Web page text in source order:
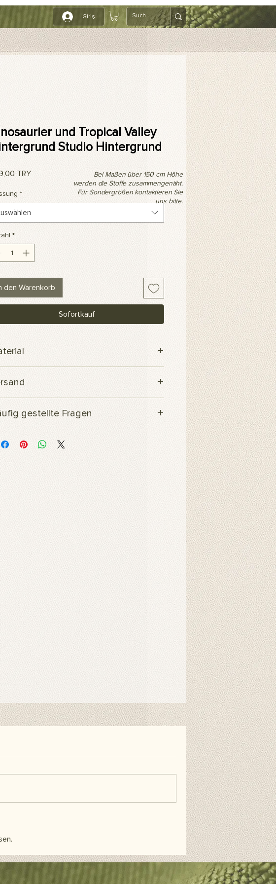
Giriş
und Tropical Valley
Studio Hintergrund
TRYPreis
*
*
den Warenkorb
Sofortkauf
Bestellung wird innerhalb von 3 Werktagen
gestellte Fragen
Bilder werden auf strapazierfähigem,
Polyester-Scuba-Stoff gedruckt. Dieser
ist flexibel und strapazierfähig und eignet sich
ideal für langlebige Hintergrunddrucke für
und Dekorationszwecke.
Produkte können in der Maschine gewaschen
mit einem feuchten Tuch abgewischt werden.
wird das Produkt verwendet?
Produkte sind als Hintergründe für
Studio-Fotoshootings konzipiert. Sie
auch als Wandbehänge verwendet werden und
ein ästhetisch ansprechendes Ambiente in Ihrem
oder Büro schaffen. Sie können auch als
an die Wand gehängt werden. Die
Bilder auf unseren Produkten werden
künstlicher Intelligenz erzeugt und schaffen
warme und natürliche Atmosphäre.
montiert man das Produkt?
die Verwendung des Hintergrunds wird in der Regel
Hintergrundständer benötigt. Mit speziellen
Sie können auch doppelseitiges
oder Klebestreifen verwenden, wenn Sie es
Abdeckung an die Wand hängen möchten. Diese
sind separat erhältlich und nicht im Lieferumfang
finden Sie alle häufig gestellten Fragen.
Bei Maßen über 150 cm Höhe
werden die Stoffe zusammengenäht.
Für Sondergrößen kontaktieren Sie
uns bitte.